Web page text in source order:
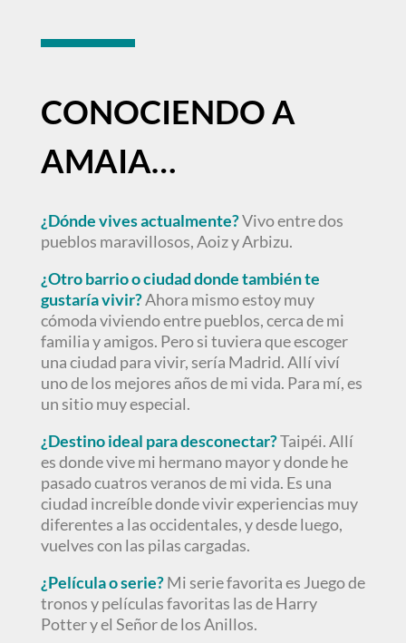
CONOCIENDO A
AMAIA…
¿Dónde vives actualmente?Vivo entre dos
pueblos maravillosos, Aoiz y Arbizu.
¿Otro barrio o ciudad donde también te
gustaría vivir?Ahora mismo estoy muy
cómoda viviendo entre pueblos, cerca de mi
familia y amigos. Pero si tuviera que escoger
una ciudad para vivir, sería Madrid. Allí viví
uno de los mejores años de mi vida. Para mí, es
un sitio muy especial.
¿Destino ideal para desconectar?Taipéi. Allí
es donde vive mi hermano mayor y donde he
pasado cuatros veranos de mi vida. Es una
ciudad increíble donde vivir experiencias muy
diferentes a las occidentales, y desde luego,
vuelves con las pilas cargadas.
¿Película o serie?Mi serie favorita es Juego de
tronos y películas favoritas las de Harry
Potter y el Señor de los Anillos.